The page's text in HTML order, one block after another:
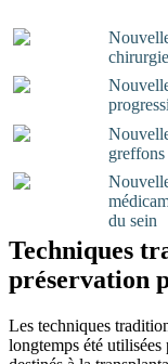
du sein
Techniques
préservation
Les techniques
longtemps été